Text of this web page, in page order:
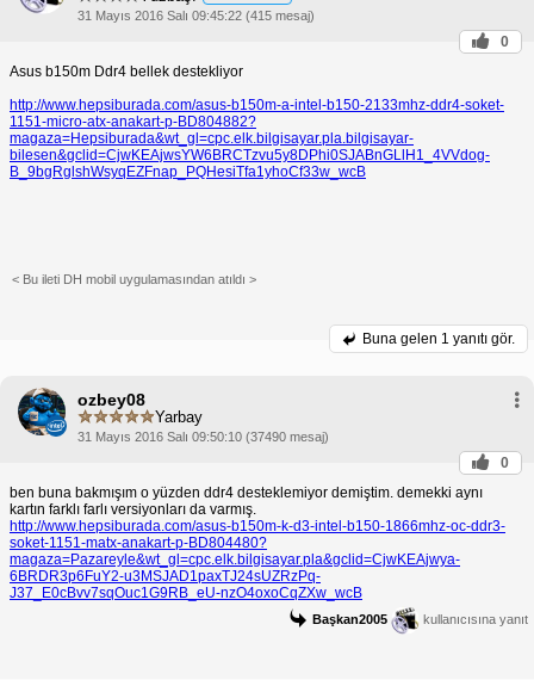
31 Mayıs 2016 Salı 09:45:22 (415 mesaj)
0
Asus b150m Ddr4 bellek destekliyor
http://www.hepsiburada.com/asus-b150m-a-intel-b150-2133mhz-ddr4-soket-
1151-micro-atx-anakart-p-BD804882?
magaza=Hepsiburada&wt_gl=cpc.elk.bilgisayar.pla.bilgisayar-
bilesen&gclid=CjwKEAjwsYW6BRCTzvu5y8DPhi0SJABnGLlH1_4VVdog-
B_9bgRglshWsyqEZFnap_PQHesiTfa1yhoCf33w_wcB
< Bu ileti DH mobil uygulamasından atıldı >
Buna gelen 1 yanıtı gör.
ozbey08
Yarbay
31 Mayıs 2016 Salı 09:50:10 (37490 mesaj)
0
ben buna bakmışım o yüzden ddr4 desteklemiyor demiştim. demekki aynı
kartın farklı farlı versiyonları da varmış.
http://www.hepsiburada.com/asus-b150m-k-d3-intel-b150-1866mhz-oc-ddr3-
soket-1151-matx-anakart-p-BD804480?
magaza=Pazareyle&wt_gl=cpc.elk.bilgisayar.pla&gclid=CjwKEAjwya-
6BRDR3p6FuY2-u3MSJAD1paxTJ24sUZRzPq-
J37_E0cBvv7sqOuc1G9RB_eU-nzO4oxoCqZXw_wcB
Başkan2005 kullanıcısına yanıt